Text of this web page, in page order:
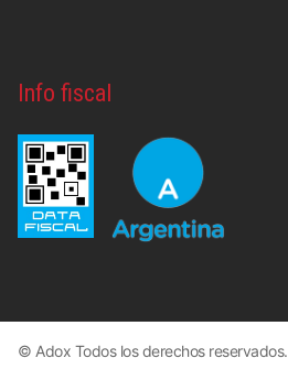
Info fiscal
© Adox Todos los derechos reservados.